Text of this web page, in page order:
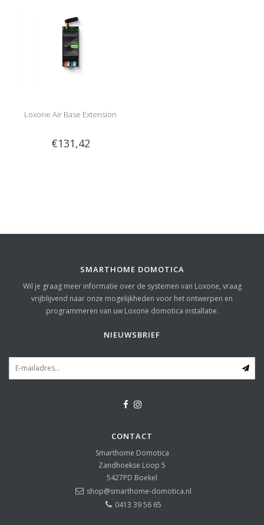
Loxone Air Base Extension
€131,42
SMARTHOME DOMOTICA
Wil je graag meer informatie over de systemen van Loxone, vraag
vrijblijvend naar onze mogelijkheden voor het ontwerpen en
programmeren van uw Loxone domotica installatie.
NIEUWSBRIEF
CONTACT
Smarthome Domotica
Zandhoekse Loop 5
5427PD Boekel
shop@smarthome-domotica.nl
0413 39 56 65